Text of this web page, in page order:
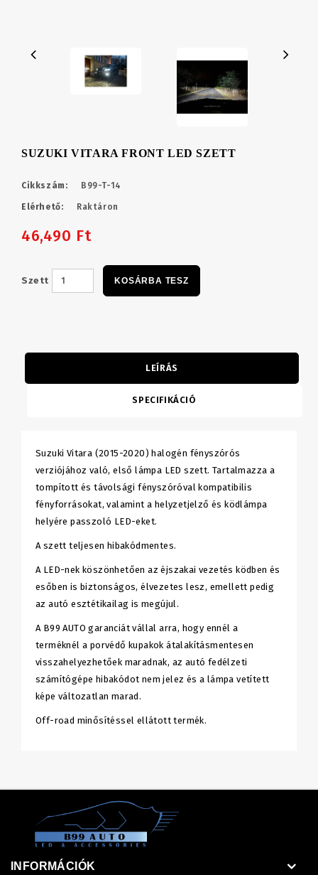
SUZUKI VITARA FRONT LED SZETT
Cikkszám: B99-T-14
Elérhető: Raktáron
46,490 Ft
Szett KOSÁRBA TESZ
LEÍRÁS
SPECIFIKÁCIÓ
Suzuki Vitara (2015-2020) halogén fényszórós
verziójához való, első lámpa LED szett. Tartalmazza a
tompított és távolsági fényszóróval kompatibilis
fényforrásokat, valamint a helyzetjelző és ködlámpa
helyére passzoló LED-eket.
A szett teljesen hibakódmentes.
A LED-nek köszönhetően az éjszakai vezetés ködben és
esőben is biztonságos, élvezetes lesz, emellett pedig
az autó esztétikailag is megújul.
A B99 AUTO garanciát vállal arra, hogy ennél a
terméknél a porvédő kupakok átalakításmentesen
visszahelyezhetőek maradnak, az autó fedélzeti
számítógépe hibakódot nem jelez és a lámpa vetített
képe változatlan marad.
Off-road minősítéssel ellátott termék.
INFORMÁCIÓK